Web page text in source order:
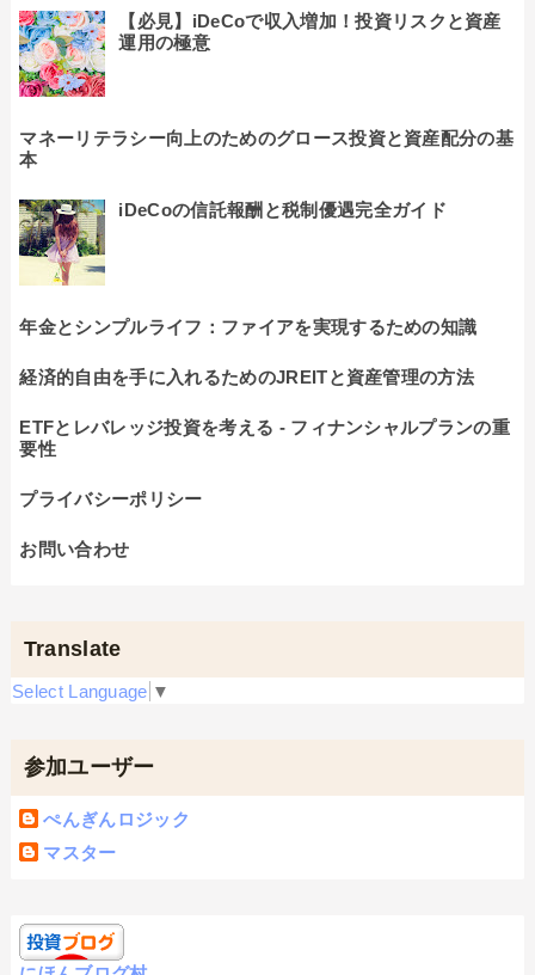
【必見】iDeCoで収入増加！投資リスクと資産
運用の極意
マネーリテラシー向上のためのグロース投資と資産配分の基
本
iDeCoの信託報酬と税制優遇完全ガイド
年金とシンプルライフ：ファイアを実現するための知識
経済的自由を手に入れるためのJREITと資産管理の方法
ETFとレバレッジ投資を考える - フィナンシャルプランの重
要性
プライバシーポリシー
お問い合わせ
Translate
Select Language ▼
参加ユーザー
ぺんぎんロジック
マスター